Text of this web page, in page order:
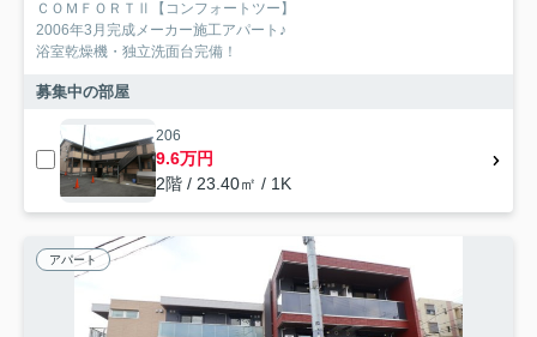
ＣＯＭＦＯＲＴⅡ【コンフォートツー】
2006年3月完成メーカー施工アパート♪
浴室乾燥機・独立洗面台完備！
募集中の部屋
206
9.6万円
2階 / 23.40㎡ / 1K
アパート